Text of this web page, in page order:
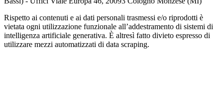
Rispetto ai contenuti e ai dati personali trasmessi e/o riprodotti è
vietata ogni utilizzazione funzionale all’addestramento di sistemi di
intelligenza artificiale generativa. È altresì fatto divieto espresso di
utilizzare mezzi automatizzati di data scraping.